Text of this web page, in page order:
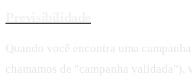
Quando você encontra uma
chamamos de "campanha validada"),